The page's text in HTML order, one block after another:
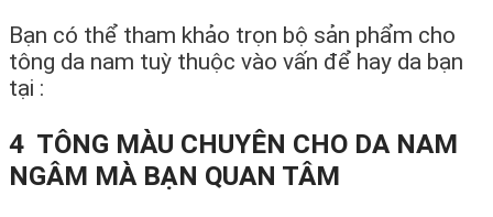
Bạn có thể tham khảo trọn bộ sản phẩm cho
tông da nam tuỳ thuộc vào vấn để hay da bạn
tại :
4 TÔNG MÀU CHUYÊN CHO DA NAM
NGÂM MÀ BẠN QUAN TÂM